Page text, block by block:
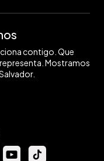
contigo. Que
Mostramos